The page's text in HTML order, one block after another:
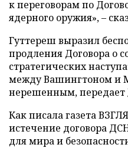
к переговорам по
ядерного оружия», –
Гуттереш выразил
продления Договора о
стратегических
между Вашингтоном и
нерешенным, передает
Как писала газета
истечение договора
для мира и